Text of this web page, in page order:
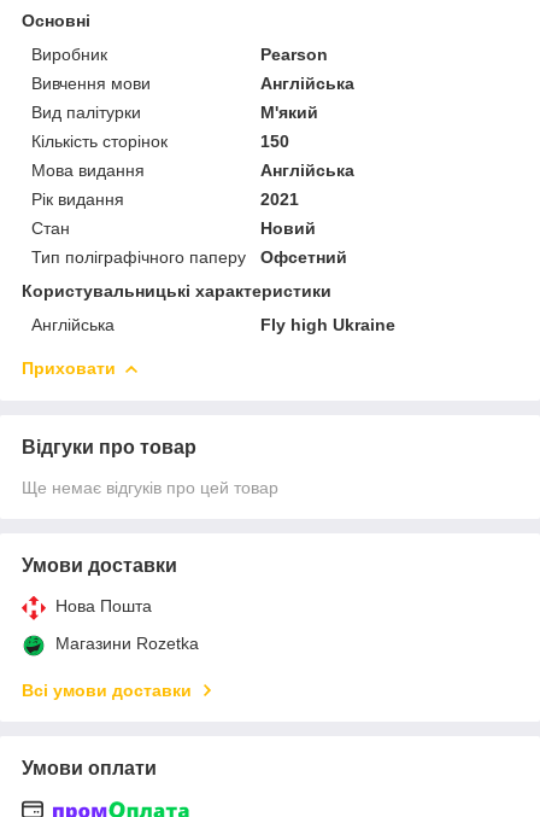
Основні
Виробник
Pearson
Вивчення мови
Англійська
Вид палітурки
М'який
Кількість сторінок
150
Мова видання
Англійська
Рік видання
2021
Стан
Новий
Тип поліграфічного паперу
Офсетний
Користувальницькі характеристики
Англійська
Fly high Ukraine
Приховати
Відгуки про товар
Ще немає відгуків про цей товар
Умови доставки
Нова Пошта
Магазини Rozetka
Всі умови доставки
Умови оплати